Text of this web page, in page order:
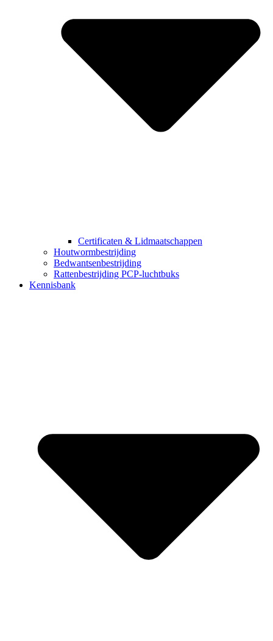
Certificaten & Lidmaatschappen
Houtwormbestrijding
Bedwantsenbestrijding
Rattenbestrijding PCP-luchtbuks
Kennisbank